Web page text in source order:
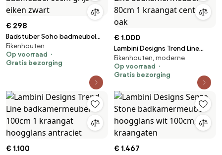
€ 298
Badstuber Soho badmeubel
60cm grijs eiken zwart
Eikenhouten
Op voorraad
Gratis bezorging
€ 1.000
Lambini Designs Trend Line
badkamermeubel 80cm 1
kraangat century oak
Eikenhouten, moderne
Op voorraad
Gratis bezorging
€ 1.100 € 1.467